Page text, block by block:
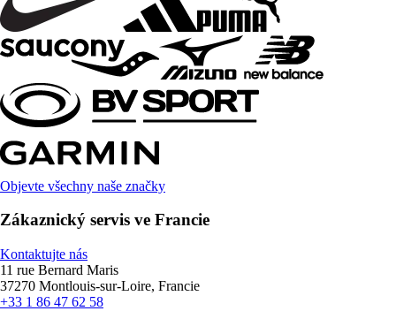
Objevte všechny naše značky
Zákaznický servis ve Francie
Kontaktujte nás
11 rue Bernard Maris
37270 Montlouis-sur-Loire, Francie
+33 1 86 47 62 58